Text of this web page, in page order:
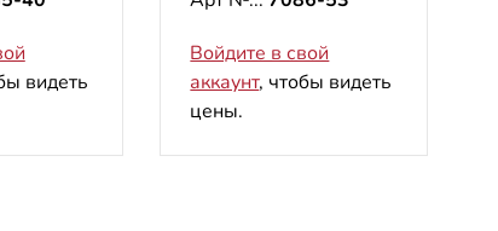
видеть
(горизонтальные)
Войдите в свой
аккаунт, чтобы видеть
цены.